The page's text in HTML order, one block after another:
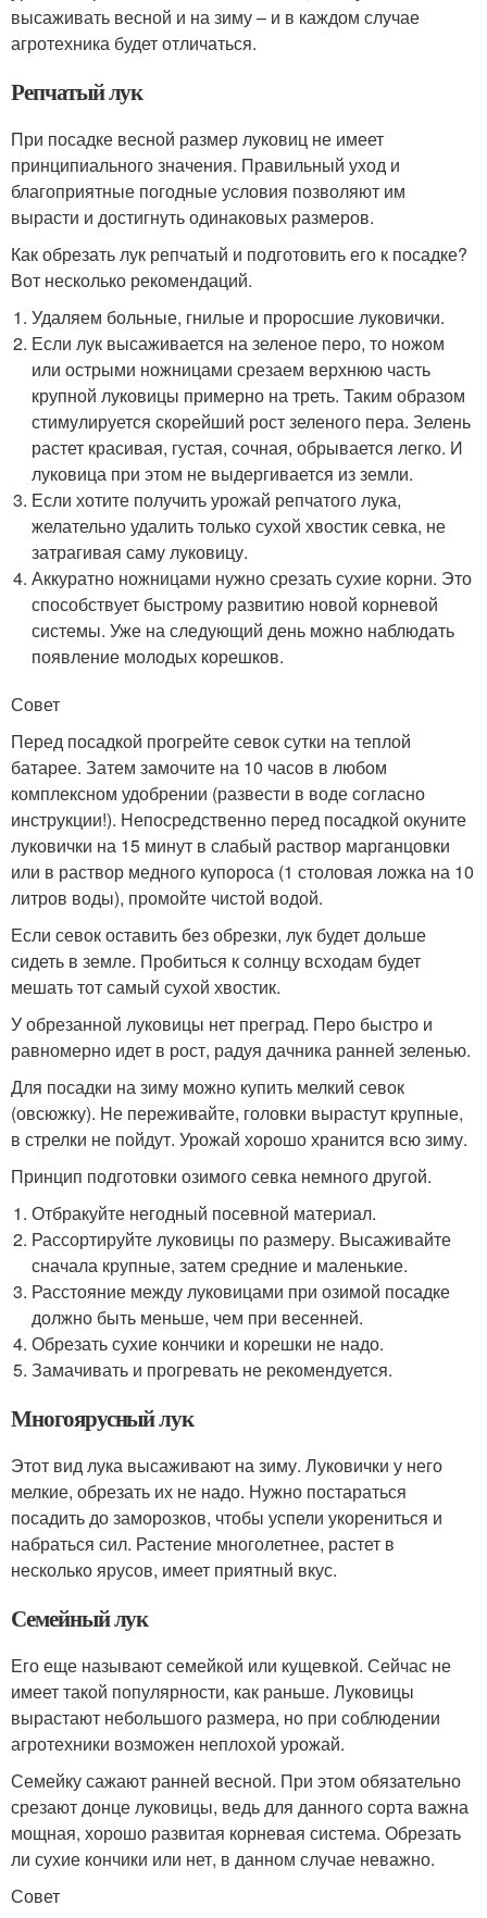
высаживать весной и на зиму – и в каждом случае
агротехника будет отличаться.
Репчатый лук
При посадке весной размер луковиц не имеет
принципиального значения. Правильный уход и
благоприятные погодные условия позволяют им
вырасти и достигнуть одинаковых размеров.
Как обрезать лук репчатый и подготовить его к посадке?
Вот несколько рекомендаций.
Удаляем больные, гнилые и проросшие луковички.
Если лук высаживается на зеленое перо, то ножом
или острыми ножницами срезаем верхнюю часть
крупной луковицы примерно на треть. Таким образом
стимулируется скорейший рост зеленого пера. Зелень
растет красивая, густая, сочная, обрывается легко. И
луковица при этом не выдергивается из земли.
Если хотите получить урожай репчатого лука,
желательно удалить только сухой хвостик севка, не
затрагивая саму луковицу.
Аккуратно ножницами нужно срезать сухие корни. Это
способствует быстрому развитию новой корневой
системы. Уже на следующий день можно наблюдать
появление молодых корешков.
Совет
Перед посадкой прогрейте севок сутки на теплой
батарее. Затем замочите на 10 часов в любом
комплексном удобрении (развести в воде согласно
инструкции!). Непосредственно перед посадкой окуните
луковички на 15 минут в слабый раствор марганцовки
или в раствор медного купороса (1 столовая ложка на 10
литров воды), промойте чистой водой.
Если севок оставить без обрезки, лук будет дольше
сидеть в земле. Пробиться к солнцу всходам будет
мешать тот самый сухой хвостик.
У обрезанной луковицы нет преград. Перо быстро и
равномерно идет в рост, радуя дачника ранней зеленью.
Для посадки на зиму можно купить мелкий севок
(овсюжку). Не переживайте, головки вырастут крупные,
в стрелки не пойдут. Урожай хорошо хранится всю зиму.
Принцип подготовки озимого севка немного другой.
Отбракуйте негодный посевной материал.
Рассортируйте луковицы по размеру. Высаживайте
сначала крупные, затем средние и маленькие.
Расстояние между луковицами при озимой посадке
должно быть меньше, чем при весенней.
Обрезать сухие кончики и корешки не надо.
Замачивать и прогревать не рекомендуется.
Многоярусный лук
Этот вид лука высаживают на зиму. Луковички у него
мелкие, обрезать их не надо. Нужно постараться
посадить до заморозков, чтобы успели укорениться и
набраться сил. Растение многолетнее, растет в
несколько ярусов, имеет приятный вкус.
Семейный лук
Его еще называют семейкой или кущевкой. Сейчас не
имеет такой популярности, как раньше. Луковицы
вырастают небольшого размера, но при соблюдении
агротехники возможен неплохой урожай.
Семейку сажают ранней весной. При этом обязательно
срезают донце луковицы, ведь для данного сорта важна
мощная, хорошо развитая корневая система. Обрезать
ли сухие кончики или нет, в данном случае неважно.
Совет